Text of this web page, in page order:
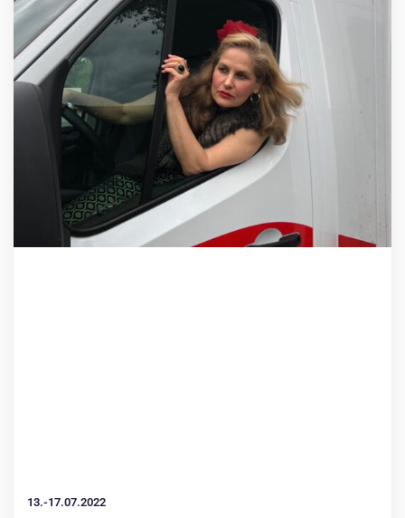
13.-17.07.2022